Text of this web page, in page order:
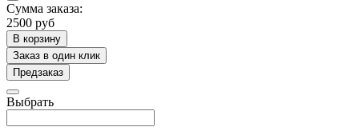
Сумма заказа:
2500 руб
В корзину
Заказ в один клик
Предзаказ
Выбрать